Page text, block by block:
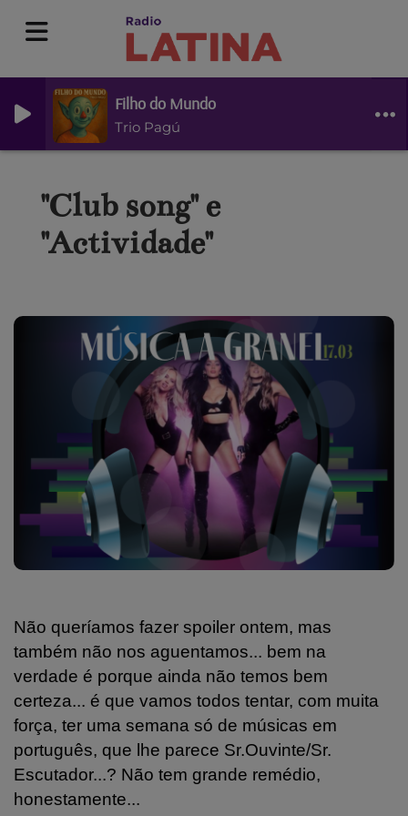
Filho do Mundo
Trio Pagú
"Club song" e
"Actividade"
Não queríamos fazer spoiler ontem, mas
também não nos aguentamos... bem na
verdade é porque ainda não temos bem
certeza... é que vamos todos tentar, com muita
força, ter uma semana só de músicas em
português, que lhe parece Sr.Ouvinte/Sr.
Escutador...? Não tem grande remédio,
honestamente...